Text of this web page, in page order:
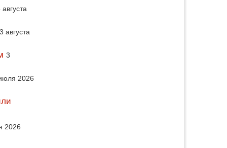
августа
3 августа
3
2026
2026